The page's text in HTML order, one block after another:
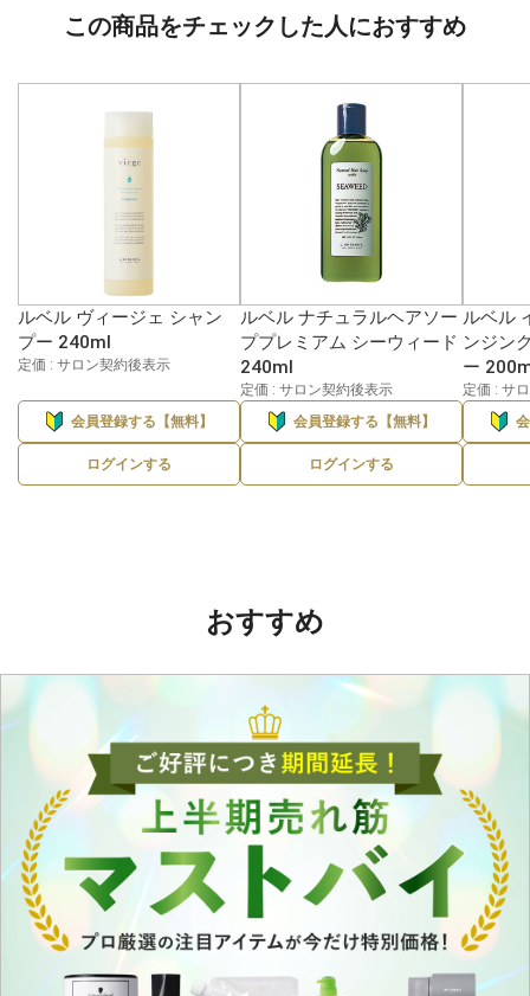
この商品をチェックした人におすすめ
ルベル ヴィージェ シャン
プー 240ml
定価 : サロン契約後表示
会員登録する【無料】
ログインする
ルベル ナチュラルヘアソー
ププレミアム シーウィード
240ml
定価 : サロン契約後表示
会員登録する【無料】
ログインする
ルベル
ンジン
ー
定価 : サ
おすすめ